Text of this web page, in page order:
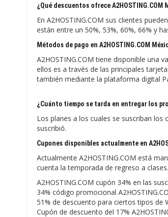
¿Qué descuentos ofrece A2HOSTING.COM
En A2HOSTING.COM sus clientes
están entre un 50%, 53%, 60%, 66% y
Métodos de pago en A2HOSTING.COM
A2HOSTING.COM tiene disponible una
ellos es a través de las principales
también mediante la plataforma digital
¿Cuánto tiempo se tarda en entregar los
Los planes a los cuales se suscriban los
suscribió.
Cupones disponibles actualmente en
Actualmente A2HOSTING.COM está
cuenta la temporada de regreso a clases.
A2HOSTING.COM cupón 34% en las
34% código promocional
51% de descuento para ciertos tipos de
Cupón de descuento del 17%